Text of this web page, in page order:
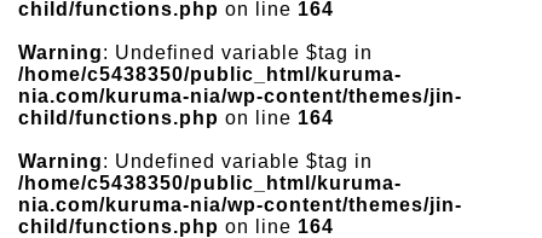
child/functions.php on line 164
Warning: Undefined variable $tag in
/home/c5438350/public_html/kuruma-
nia.com/kuruma-nia/wp-content/themes/jin-
child/functions.php on line 164
Warning: Undefined variable $tag in
/home/c5438350/public_html/kuruma-
nia.com/kuruma-nia/wp-content/themes/jin-
child/functions.php on line 164